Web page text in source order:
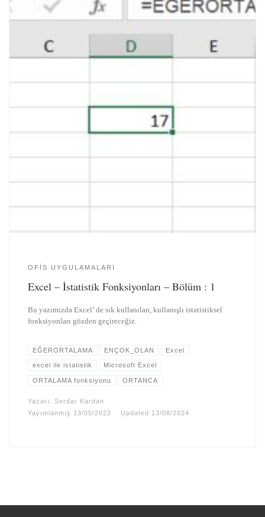
OFIS UYGULAMALARI
Excel – İstatistik Fonksiyonları – Bölüm : 1
Bu yazımızda Excel’ de sık kullanılan, kullanışlı istatistiksel
fonksiyonları gözden geçireceğiz.
EĞERORTALAMA ENÇOK_OLAN Excel
excel ile istatistik Microsoft Excel
ORTALAMA fonksiyonu ORTANCA
Yazarı:Serdar Kardan
Yayımlanmış 13/05/2022 Updated 13/08/2024